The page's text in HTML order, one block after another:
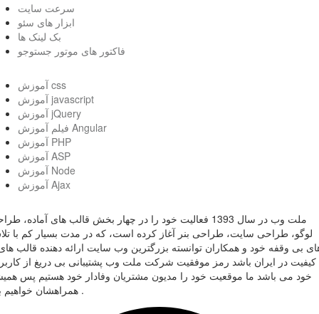
سرعت سایت
ابزار های سئو
بک لینک ها
فاکتور های موتور جستوجو
آموزش css
آموزش javascript
آموزش jQuery
فیلم آموزش Angular
آموزش PHP
آموزش ASP
آموزش Node
آموزش Ajax
ملت وب در سال 1393 فعالیت خود را در چهار بخش قالب های آماده،
لوگو، طراحی سایت، طراحی بنر آغاز کرده است، که در مدت بسیار کم با
بی وقفه خود و همکاران توانسته بزرگترین وب سایت ارائه دهنده قالب
کیفیت در ایران باشد رمز موفقیت شرکت ملت وب پشتیبانی بی دریغ از
خود می باشد ما موقعیت خود را مدیون مشتریان وفادار خود هستیم پس
همراهشان خواهیم بود .